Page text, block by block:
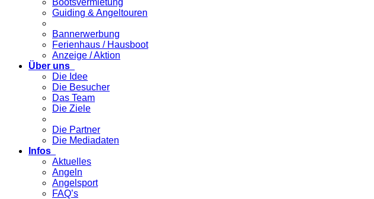
Bootsvermietung
Guiding & Angeltouren
Bannerwerbung
Ferienhaus / Hausboot
Anzeige / Aktion
Über uns
Die Idee
Die Besucher
Das Team
Die Ziele
Die Partner
Die Mediadaten
Infos
Aktuelles
Angeln
Angelsport
FAQ’s